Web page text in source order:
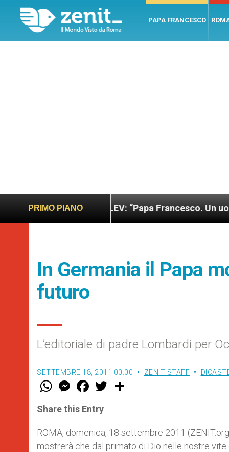
PAPA FRANCESCO
PRIMO PIANOLEV: “Papa Francesco. Un uomo di
In Germania il Papa
futuro
L’editoriale di padre Lombardi per
SETTEMBRE 18, 2011 00:00 ZENIT STAFF
W
t
s
p
p
M
e
s
e
g
e
F
a
e
b
o
k
w
r
Share this Entry
ROMA, domenica, 18 settembre 2011
mostrerà che dal primato di Dio nelle nostre vite